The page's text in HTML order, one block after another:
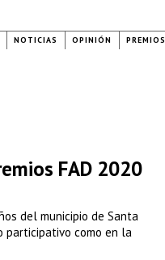
NOTICIAS OPINIÓN PREMIOS
FAD 2020
del municipio de Santa
participativo como en la